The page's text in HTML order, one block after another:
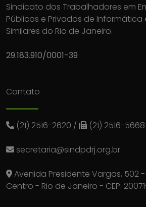
Sindicato dos Trabalhadores em
Públicos e Privados de Informática
Similares do Rio de Janeiro.
29.183.910/0001-39
Contato
(21) 2516-2620 / (21) 2516-5668
secretaria@sindpdrj.org.br
Avenida Presidente Vargas, 502 -
Centro - Rio de Janeiro - CEP: